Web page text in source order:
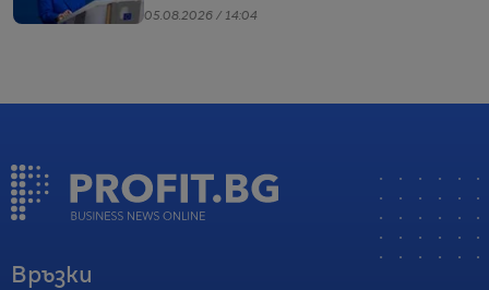
05.08.2026 / 14:04
Връзки